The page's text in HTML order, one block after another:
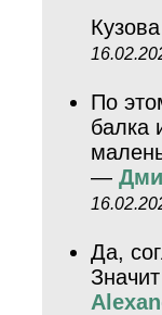
По
балка
—
Да,